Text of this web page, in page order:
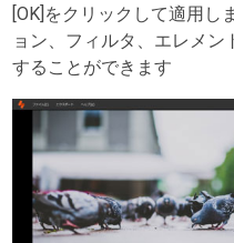
[OK]をクリックして適用し
ョン、フィルタ、エレメ
することができます